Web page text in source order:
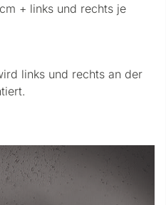
+ links und rechts je
links und rechts an der